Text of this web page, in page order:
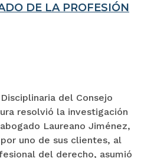
DE LA PROFESIÓN
del Consejo
resolvió la investigación
Laureano Jiménez,
uno de sus clientes, al
del derecho, asumió